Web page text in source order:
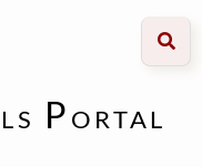
Portal